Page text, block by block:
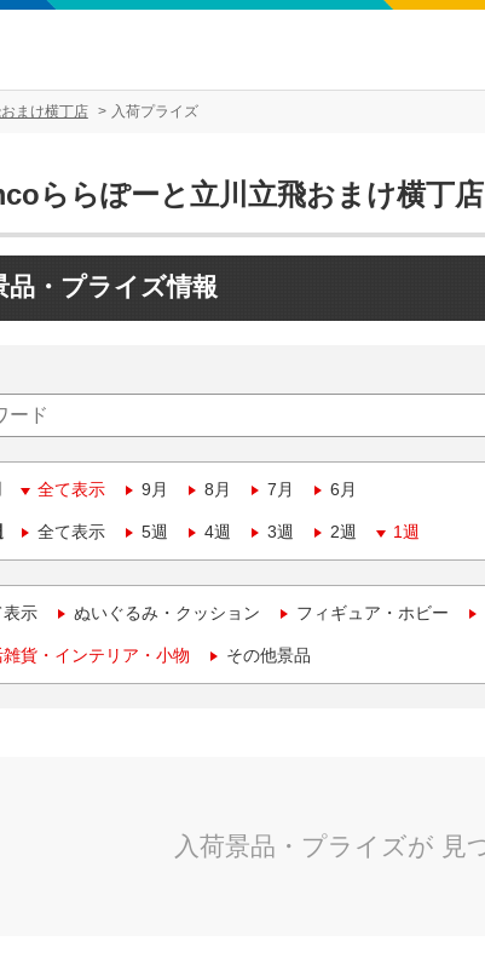
まけ横丁店 入荷プライズ
ららぽーと立川立飛おまけ横丁店
品・プライズ情報
全て表示 9月 8月 7月 6月
全て表示 5週 4週 3週 2週 1週
表示 ぬいぐるみ・クッション フィギュア・ホビー
貨・インテリア・小物 その他景品